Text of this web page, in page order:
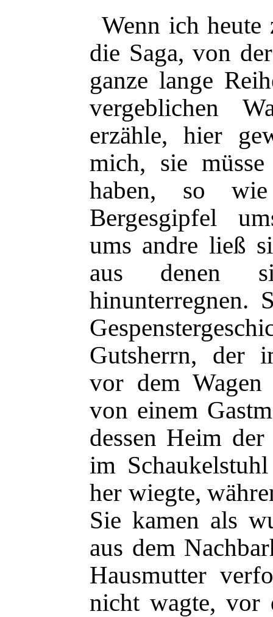
Wenn ich
die Saga, von
ganze lange
vergeblichen
erzähle, hier
mich, sie
haben, so
Bergesgipfel
ums andre ließ
aus denen
hinunterregnen.
Gutsherrn, der
vor dem
von einem
dessen Heim
im
her wiegte,
Sie kamen als
aus dem
Hausmutter
nicht wagte, vor